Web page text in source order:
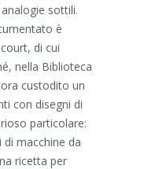
sottili.
è
di cui
nella Biblioteca
custodito un
con disegni di
particolare:
macchine da
ricetta per